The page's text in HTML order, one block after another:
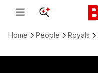
Home People Royals